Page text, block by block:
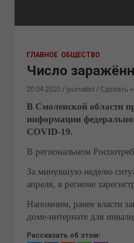
ГЛАВНОЕ ОБЩЕСТВО
Число
20.04.2020 journalist Сделать
В Смоленской области
информации
COVID-19.
В региональном
За минувшую неделю
апреля, в регионе
Напомним, ранее власти
доме-интернате для
Рассказать об этом: